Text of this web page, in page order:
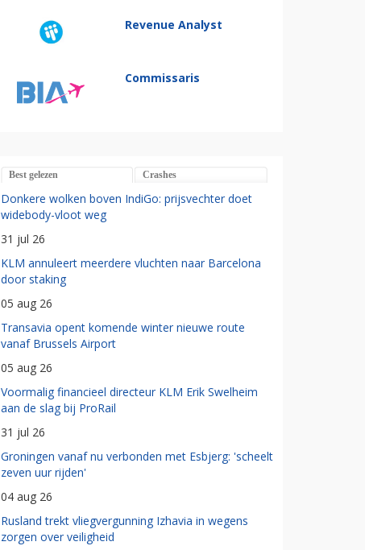
Revenue Analyst
Commissaris
Best gelezen Crashes
Donkere wolken boven IndiGo: prijsvechter doet
widebody-vloot weg
31 jul 26
KLM annuleert meerdere vluchten naar Barcelona
door staking
05 aug 26
Transavia opent komende winter nieuwe route
vanaf Brussels Airport
05 aug 26
Voormalig financieel directeur KLM Erik Swelheim
aan de slag bij ProRail
31 jul 26
Groningen vanaf nu verbonden met Esbjerg: 'scheelt
zeven uur rijden'
04 aug 26
Rusland trekt vliegvergunning Izhavia in wegens
zorgen over veiligheid